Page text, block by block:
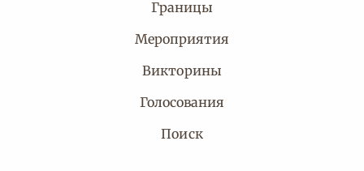
Границы
Мероприятия
Викторины
Голосования
Поиск